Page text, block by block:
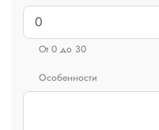
От 0 до 30
Особенности